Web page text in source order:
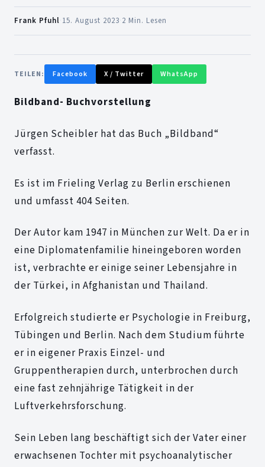
Frank Pfuhl 15. August 2023 2 Min. Lesen
TEILEN: Facebook X / Twitter WhatsApp
Bildband- Buchvorstellung
Jürgen Scheibler hat das Buch „Bildband“
verfasst.
Es ist im Frieling Verlag zu Berlin erschienen
und umfasst 404 Seiten.
Der Autor kam 1947 in München zur Welt. Da er in
eine Diplomatenfamilie hineingeboren worden
ist, verbrachte er einige seiner Lebensjahre in
der Türkei, in Afghanistan und Thailand.
Erfolgreich studierte er Psychologie in Freiburg,
Tübingen und Berlin. Nach dem Studium führte
er in eigener Praxis Einzel- und
Gruppentherapien durch, unterbrochen durch
eine fast zehnjährige Tätigkeit in der
Luftverkehrsforschung.
Sein Leben lang beschäftigt sich der Vater einer
erwachsenen Tochter mit psychoanalytischer